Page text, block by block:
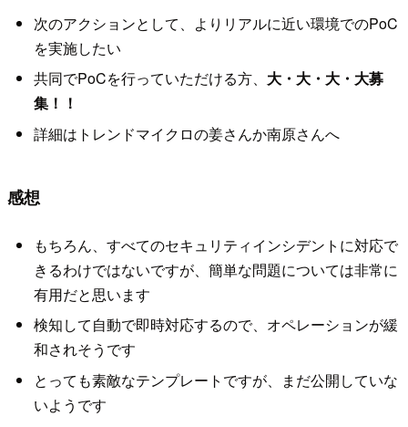
次のアクションとして、よりリアルに近い環境でのPoC
を実施したい
共同でPoCを行っていただける方、 大・大・大・大募
集！！
詳細はトレンドマイクロの姜さんか南原さんへ
感想
もちろん、すべてのセキュリティインシデントに対応で
きるわけではないですが、簡単な問題については非常に
有用だと思います
検知して自動で即時対応するので、オペレーションが緩
和されそうです
とっても素敵なテンプレートですが、まだ公開していな
いようです